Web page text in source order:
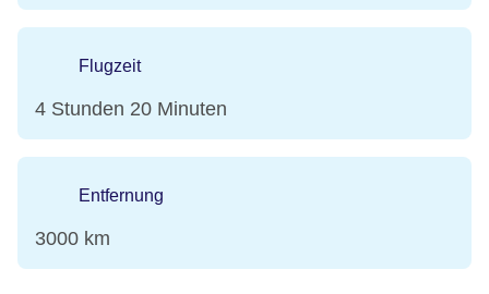
Flugzeit
4 Stunden 20 Minuten
Entfernung
3000 km